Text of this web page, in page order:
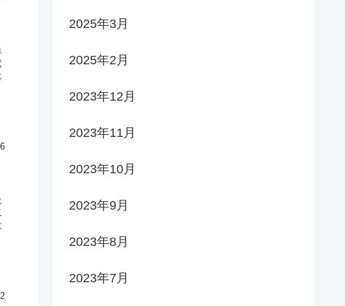
2025年3月
2025年2月
2023年12月
2023年11月
2023年10月
2023年9月
2023年8月
2023年7月